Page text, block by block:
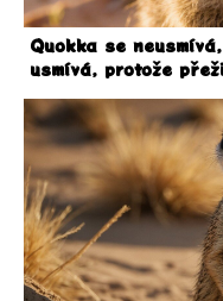
Quokka se
usmívá, protože